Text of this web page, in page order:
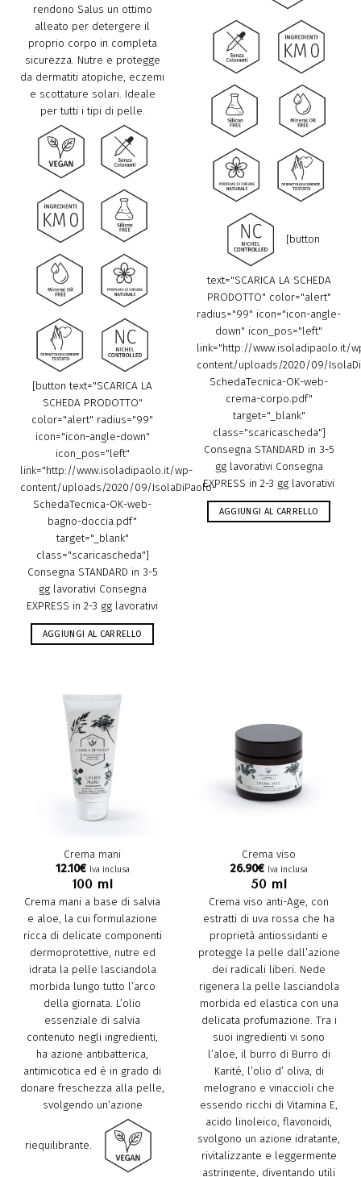
rendono Salus un ottimo
alleato per detergere il
proprio corpo in completa
sicurezza. Nutre e protegge
da dermatiti atopiche, eczemi
e scottature solari. Ideale
per tutti i tipi di pelle.
[button text="SCARICA LA
SCHEDA PRODOTTO"
color="alert" radius="99"
icon="icon-angle-down"
icon_pos="left"
link="http://www.isoladipaolo.it/wp-
content/uploads/2020/09/IsolaDiPaolo-
SchedaTecnica-OK-web-
bagno-doccia.pdf"
target="_blank"
class="scaricascheda"]
Consegna STANDARD in 3-5
gg lavorativi Consegna
EXPRESS in 2-3 gg lavorativi
AGGIUNGI AL CARRELLO
[button
text="SCARICA LA SCHEDA
PRODOTTO" color="alert"
radius="99" icon="icon-angle-
down" icon_pos="left"
link="http://www.isoladipaolo.it/
content/uploads/2020/09/
SchedaTecnica-OK-web-
crema-corpo.pdf"
target="_blank"
class="scaricascheda"]
Consegna STANDARD in 3-5
gg lavorativi Consegna
EXPRESS in 2-3 gg lavorativi
AGGIUNGI AL CARRELLO
Crema mani
12.10€ Iva inclusa
100 ml
Crema mani a base di salvia
e aloe, la cui formulazione
ricca di delicate componenti
dermoprotettive, nutre ed
idrata la pelle lasciandola
morbida lungo tutto l’arco
della giornata. L’olio
essenziale di salvia
contenuto negli ingredienti,
ha azione antibatterica,
antimicotica ed è in grado di
donare freschezza alla pelle,
svolgendo un’azione
riequilibrante.
Crema viso
26.90€ Iva inclusa
50 ml
Crema viso anti-Age, con
estratti di uva rossa che ha
proprietà antiossidanti e
protegge la pelle dall’azione
dei radicali liberi. Nede
rigenera la pelle lasciandola
morbida ed elastica con una
delicata profumazione. Tra i
suoi ingredienti vi sono
l’aloe, il burro di Burro di
Karité, l’olio d’ oliva, di
melograno e vinaccioli che
essendo ricchi di Vitamina E,
acido linoleico, flavonoidi,
svolgono un azione idratante,
rivitalizzante e leggermente
astringente, diventando utili